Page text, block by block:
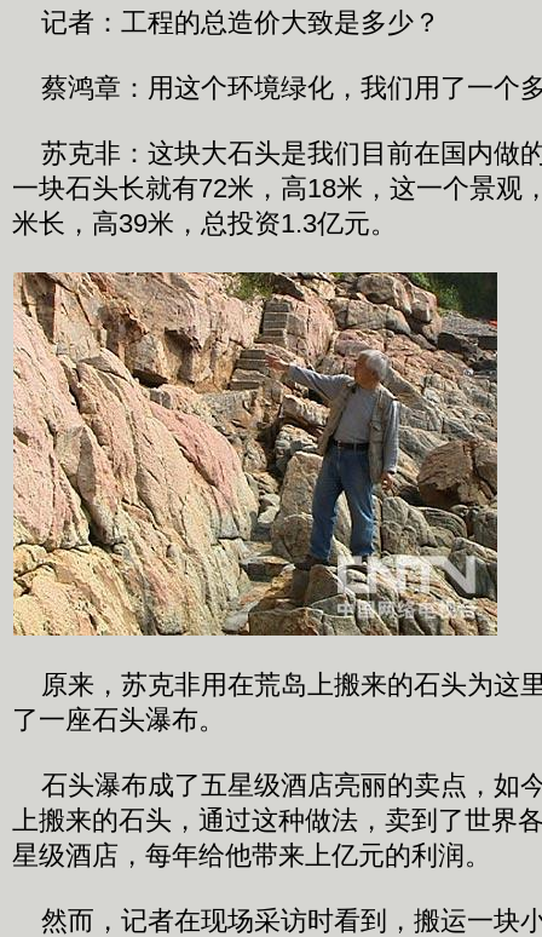
记者：工程的总造价大致是多少？
蔡鸿章：用这个环境绿化，我们用了一个
苏克非：这块大石头是我们目前在国内做
一块石头长就有72米，高18米，这一个景观
米长，高39米，总投资1.3亿元。
原来，苏克非用在荒岛上搬来的石头为这
了一座石头瀑布。
石头瀑布成了五星级酒店亮丽的卖点，如
上搬来的石头，通过这种做法，卖到了世界
星级酒店，每年给他带来上亿元的利润。
然而，记者在现场采访时看到，搬运一块